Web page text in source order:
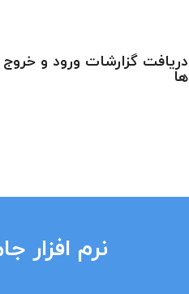
دریافت گزارشات ورود و
ها
نرم